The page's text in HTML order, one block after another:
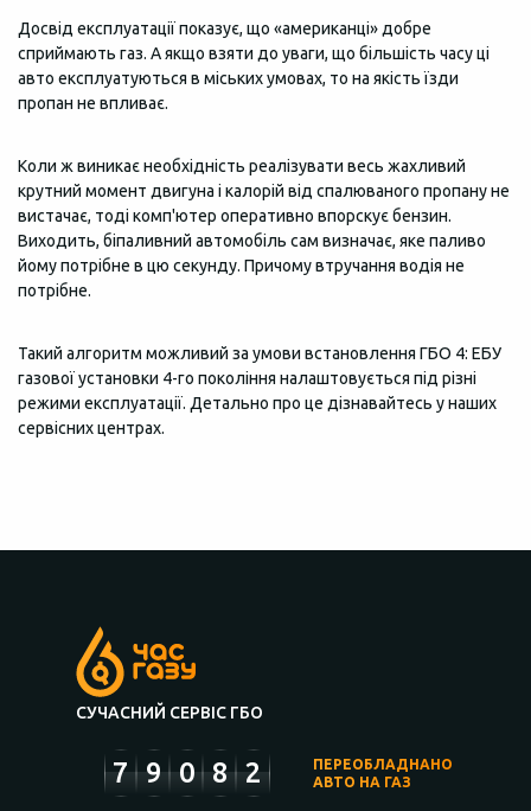
Досвід експлуатації показує, що «американці» добре
сприймають газ. А якщо взяти до уваги, що більшість часу ці
авто експлуатуються в міських умовах, то на якість їзди
пропан не впливає.
Коли ж виникає необхідність реалізувати весь жахливий
крутний момент двигуна і калорій від спалюваного пропану не
вистачає, тоді комп'ютер оперативно впорскує бензин.
Виходить, біпаливний автомобіль сам визначає, яке паливо
йому потрібне в цю секунду. Причому втручання водія не
потрібне.
Такий алгоритм можливий за умови встановлення ГБО 4: ЕБУ
газової установки 4-го покоління налаштовується під різні
режими експлуатації. Детально про це дізнавайтесь у наших
сервісних центрах.
СУЧАСНИЙ СЕРВІС ГБО
7 9 0 8 2
ПЕРЕОБЛАДНАНО
АВТО НА ГАЗ